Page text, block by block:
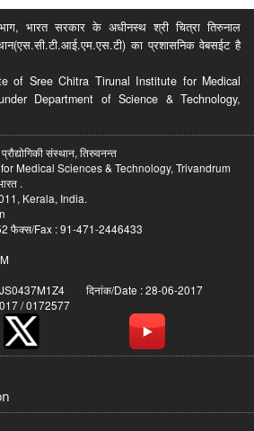
भारत सरकार के अधीनस्थ श्री चित्रा तिरुनाल
का प्रशासनिक वेबसईट है
of Sree Chitra Tirunal Institute for Medical
Department of Science & Technology,
संस्थान, तिरुवनन्त
Medical Sciences & Technology, Trivandrum
.
Kerala, India.
फैक्स/Fax : 91-471-2446433
दिनांक/Date : 28-06-2017
/ 0172577